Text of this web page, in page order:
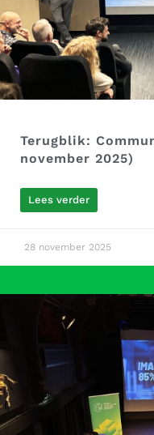
Terugblik:
november 2025)
Lees verder
28 november 2025